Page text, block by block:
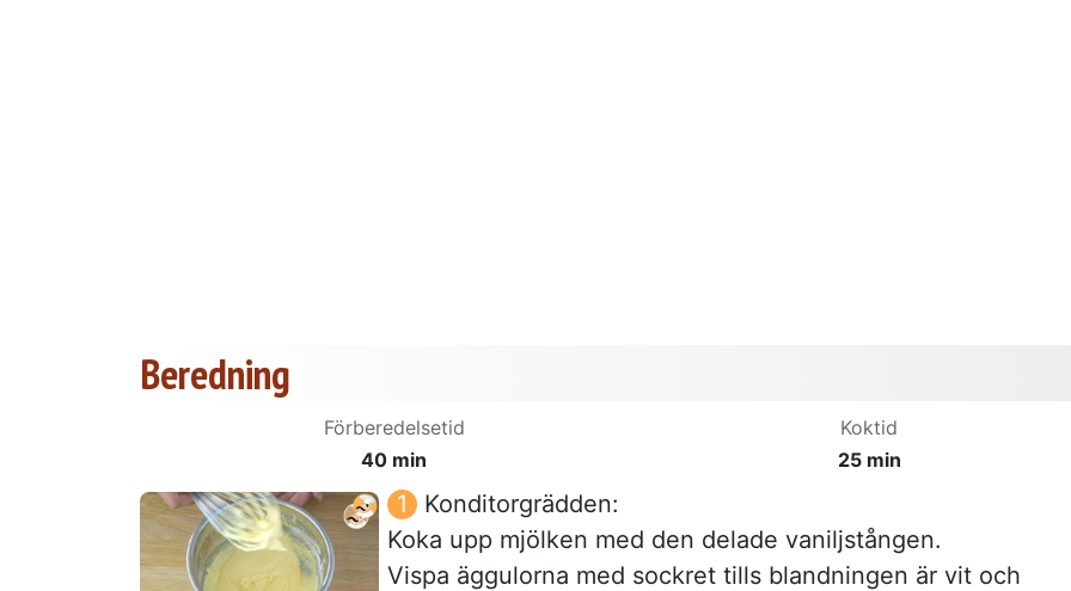
Beredning
Förberedelsetid
40 min
Koktid
25 min
Konditorgrädden:
Koka upp mjölken med den delade vaniljstången.
Vispa äggulorna med sockret tills blandningen är vit och